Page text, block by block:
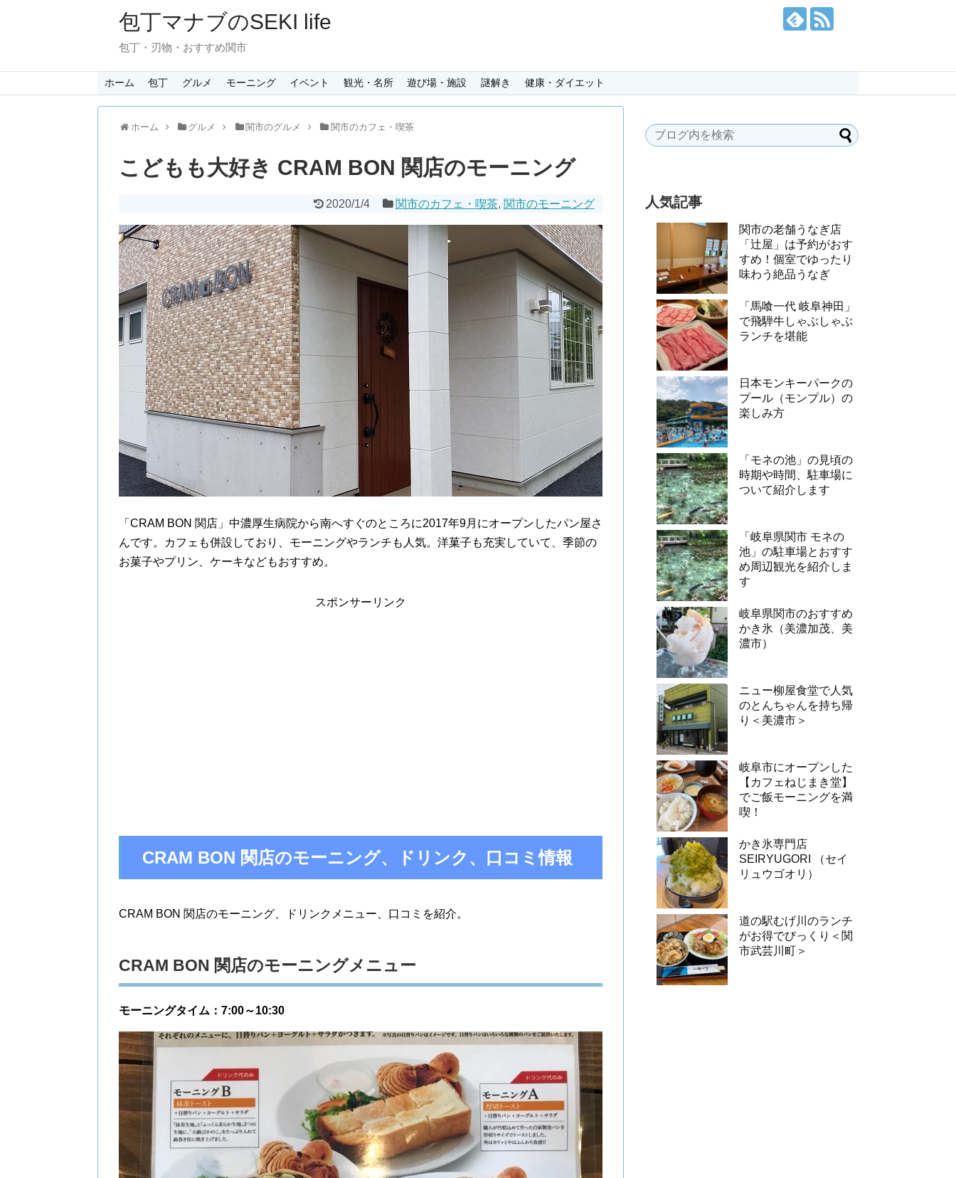
包丁マナブのSEKI life
包丁・刃物・おすすめ関市
ホーム 包丁 グルメ モーニング イベント 観光・名所 遊び場・施設 謎解き 健康・ダイエット
ホーム グルメ 関市のグルメ 関市のカフェ・喫茶
こどもも大好き CRAM BON 関店のモーニング
2020/1/4 関市のカフェ・喫茶, 関市のモーニング
「CRAM BON 関店」中濃厚生病院から南へすぐのところに2017年9月にオープンしたパン屋さ
んです。カフェも併設しており、モーニングやランチも人気。洋菓子も充実していて、季節の
お菓子やプリン、ケーキなどもおすすめ。
スポンサーリンク
CRAM BON 関店のモーニング、ドリンク、口コミ情報
CRAM BON 関店のモーニング、ドリンクメニュー、口コミを紹介。
CRAM BON 関店のモーニングメニュー
モーニングタイム：7:00～10:30
人気記事
関市の老舗うなぎ店
「辻屋」は予約がおす
すめ！個室でゆったり
味わう絶品うなぎ
「馬喰一代 岐阜神田」
で飛騨牛しゃぶしゃぶ
ランチを堪能
日本モンキーパークの
プール（モンプル）の
楽しみ方
「モネの池」の見頃の
時期や時間、駐車場に
ついて紹介します
「岐阜県関市 モネの
池」の駐車場とおすす
め周辺観光を紹介しま
す
岐阜県関市のおすすめ
かき氷（美濃加茂、美
濃市）
ニュー柳屋食堂で人気
のとんちゃんを持ち帰
り＜美濃市＞
岐阜市にオープンした
【カフェねじまき堂】
でご飯モーニングを満
喫！
かき氷専門店
SEIRYUGORI （セイ
リュウゴオリ）
道の駅むげ川のランチ
がお得でびっくり＜関
市武芸川町＞